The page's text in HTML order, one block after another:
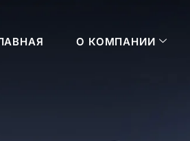
О КОМПАНИИ